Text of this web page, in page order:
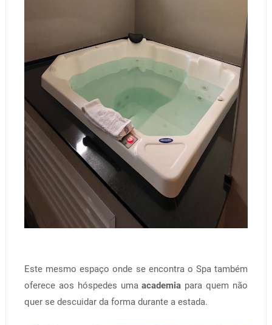
Este mesmo espaço onde se encontra o Spa também
oferece aos hóspedes umaacademia para quem não
quer se descuidar da forma durante a estada.